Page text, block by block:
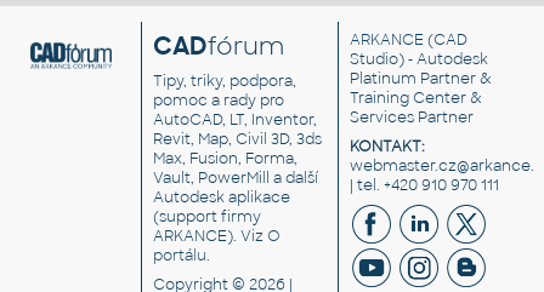
CADfórum
Tipy, triky, podpora,
pomoc a rady pro
AutoCAD, LT, Inventor,
Revit, Map, Civil 3D, 3ds
Max, Fusion, Forma,
Vault, PowerMill a další
Autodesk aplikace
(support firmy
ARKANCE). VizO
portálu.
Copyright © 2026 |
ARKANCE (CAD
Studio) - Autodesk
Platinum Partner &
Training Center &
Services Partner
KONTAKT:
| tel. +420 910 970 111